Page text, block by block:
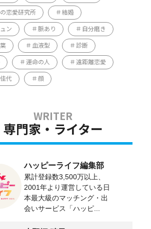
恋愛研究所 結婚
ン 脈あり 自分磨き
血液型 診断
運命の人 遠距離恋愛
代 顔
専門家・ライター
ハッピーライフ編集部
累計登録数3,500万以上、
2001年より運営している日
本最大級のマッチング・出
会いサービス「ハッピ...